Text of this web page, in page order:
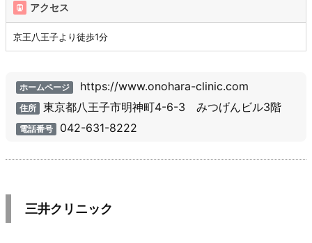
アクセス
京王八王子より徒歩1分
ホームページ https://www.onohara-clinic.com
住所 東京都八王子市明神町4-6-3 みつげんビル3階
電話番号 042-631-8222
三井クリニック